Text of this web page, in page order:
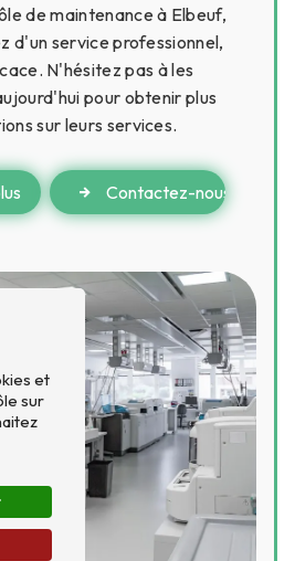
de maintenance à Elbeuf,
d'un service professionnel,
N'hésitez pas à les
pour obtenir plus
sur leurs services.
Contactez-nous
et
sur